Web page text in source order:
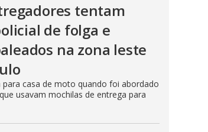
tentam
de folga e
na zona leste
para casa de moto quando foi abordado
usavam mochilas de entrega para